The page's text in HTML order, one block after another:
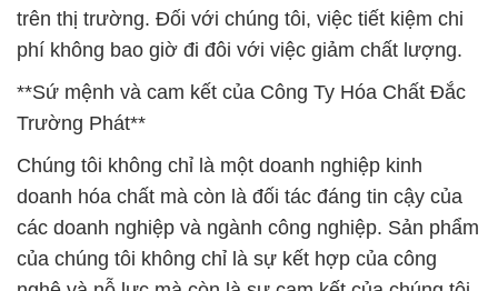
trên thị trường. Đối với chúng tôi, việc tiết kiệm chi
phí không bao giờ đi đôi với việc giảm chất lượng.
**Sứ mệnh và cam kết của Công Ty Hóa Chất Đắc
Trường Phát**
Chúng tôi không chỉ là một doanh nghiệp kinh
doanh hóa chất mà còn là đối tác đáng tin cậy của
các doanh nghiệp và ngành công nghiệp. Sản phẩm
của chúng tôi không chỉ là sự kết hợp của công